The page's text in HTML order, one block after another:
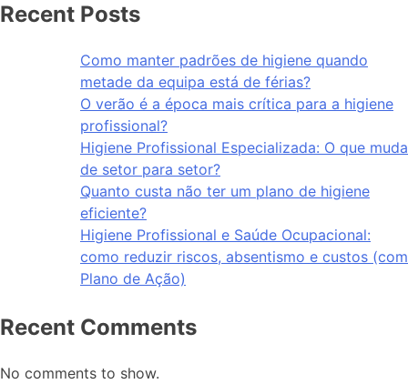
Recent Posts
Como manter padrões de higiene quando
metade da equipa está de férias?
O verão é a época mais crítica para a higiene
profissional?
Higiene Profissional Especializada: O que muda
de setor para setor?
Quanto custa não ter um plano de higiene
eficiente?
Higiene Profissional e Saúde Ocupacional:
como reduzir riscos, absentismo e custos (com
Plano de Ação)
Recent Comments
No comments to show.